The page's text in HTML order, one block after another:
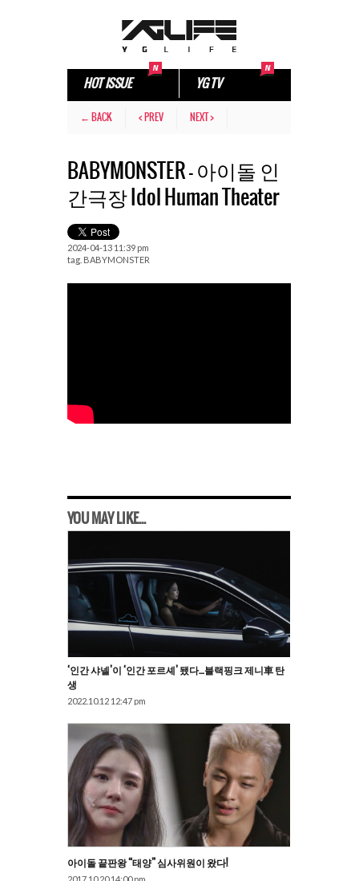
HOT ISSUE YG TV
← BACK < PREV NEXT >
BABYMONSTER – 아이돌 인
간극장 Idol Human Theater
2024-04-13 11:39 pm
tag. BABYMONSTER
YOU MAY LIKE...
‘인간 샤넬’이 ‘인간 포르셰’ 됐다…블랙핑크 제니車 탄
생
2022.10.12 12:47 pm
아이돌 끝판왕 “태양” 심사위원이 왔다!